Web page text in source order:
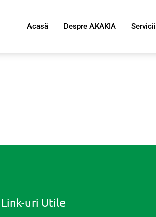
Acasă Despre AKAKIA Servicii
Link-uri Utile